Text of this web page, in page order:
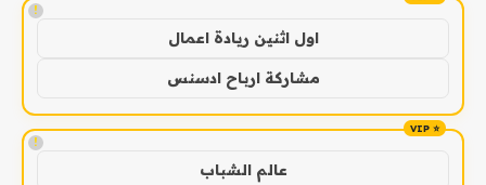
!
اول اثنين ريادة اعمال
مشاركة ارباح ادسنس
!
عالم الشباب